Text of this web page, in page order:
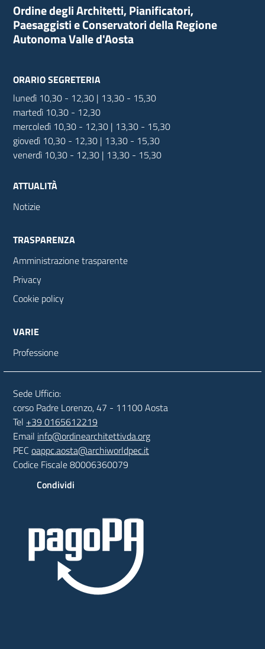
Ordine degli Architetti, Pianificatori,
Paesaggisti e Conservatori della Regione
Autonoma Valle d'Aosta
ORARIO SEGRETERIA
lunedì 10,30 - 12,30 | 13,30 - 15,30
martedì 10,30 - 12,30
mercoledì 10,30 - 12,30 | 13,30 - 15,30
giovedì 10,30 - 12,30 | 13,30 - 15,30
venerdì 10,30 - 12,30 | 13,30 - 15,30
ATTUALITÀ
Notizie
TRASPARENZA
Amministrazione trasparente
Privacy
Cookie policy
VARIE
Professione
Sede Ufficio:
corso Padre Lorenzo, 47 - 11100 Aosta
Tel +39 0165612219
Email info@ordinearchitettivda.org
PEC oappc.aosta@archiworldpec.it
Codice Fiscale 80006360079
Condividi